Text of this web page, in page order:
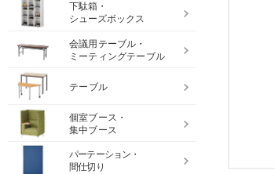
下駄箱・
シューズボックス
会議用テーブル・
ミーティングテーブル
テーブル
個室ブース・
集中ブース
パーテーション・
間仕切り